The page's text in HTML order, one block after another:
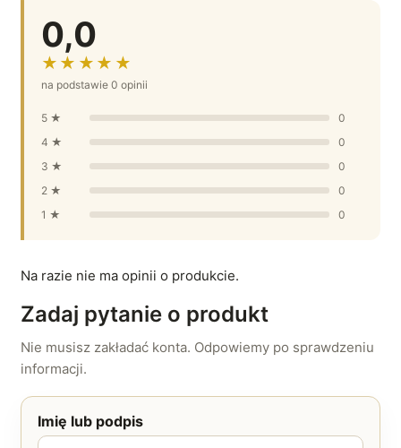
0,0
★★★★★
na podstawie 0 opinii
5 ★
0
4 ★
0
3 ★
0
2 ★
0
1 ★
0
Na razie nie ma opinii o produkcie.
Zadaj pytanie o produkt
Nie musisz zakładać konta. Odpowiemy po sprawdzeniu
informacji.
Imię lub podpis